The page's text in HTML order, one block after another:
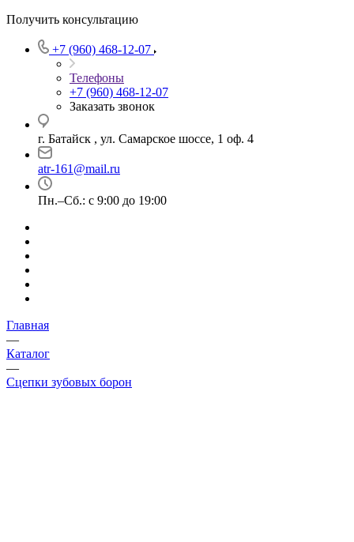
Получить консультацию
+7 (960) 468-12-07
Телефоны
+7 (960) 468-12-07
Заказать звонок
г. Батайск , ул. Самарское шоссе, 1 оф. 4
atr-161@mail.ru
Пн.–Сб.: с 9:00 до 19:00
Главная
—
Каталог
—
Сцепки зубовых борон